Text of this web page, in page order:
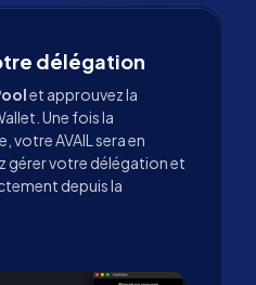
délégation
et approuvez la
Une fois la
AVAIL sera en
gérer votre délégation et
depuis la